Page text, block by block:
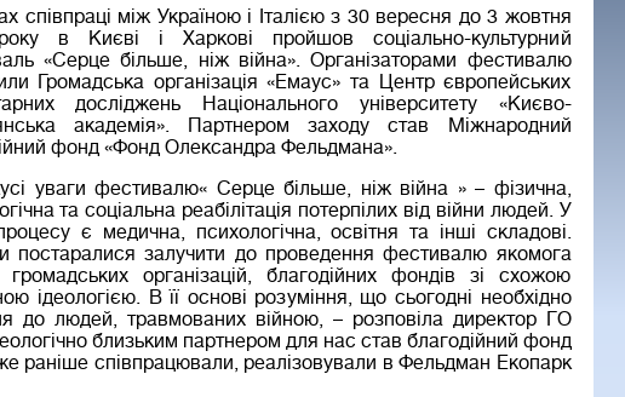
співпраці між Україною і Італією з 30 вересня до 3 жовтня
в Києві і Харкові пройшов соціально-культурний
«Серце більше, ніж війна». Організаторами фестивалю
Громадська організація «Емаус» та Центр європейських
досліджень Національного університету «Києво-
академія». Партнером заходу став Міжнародний
фонд «Фонд Олександра Фельдмана».
уваги фестивалю« Серце більше, ніж війна » – фізична,
та соціальна реабілітація потерпілих від війни людей. У
є медична, психологічна, освітня та інші складові.
постаралися залучити до проведення фестивалю якомога
громадських організацій, благодійних фондів зі схожою
ідеологією. В її основі розуміння, що сьогодні необхідно
до людей, травмованих війною, – розповіла директор ГО
близьким партнером для нас став благодійний фонд
раніше співпрацювали, реалізовували в Фельдман Екопарк